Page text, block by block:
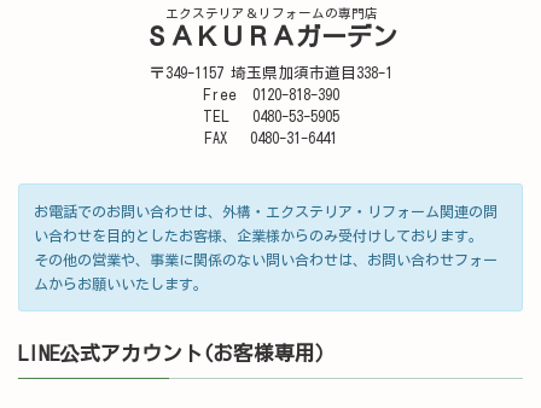
エクステリア＆リフォームの専門店
ＳＡＫＵＲＡガーデン
〒349-1157 埼玉県加須市道目338-1
Free 0120-818-390
TEL 0480-53-5905
FAX 0480-31-6441
お電話でのお問い合わせは、外構・エクステリア・リフォーム関連の問
い合わせを目的としたお客様、企業様からのみ受付けしております。
その他の営業や、事業に関係のない問い合わせは、お問い合わせフォー
ムからお願いいたします。
LINE公式アカウント(お客様専用）